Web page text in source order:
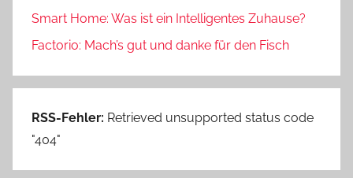
Smart Home: Was ist ein Intelligentes Zuhause?
Factorio: Mach’s gut und danke für den Fisch
RSS-Fehler: Retrieved unsupported status code
"404"